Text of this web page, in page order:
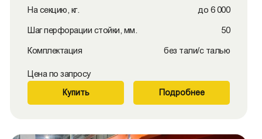
На секцию, кг. до 6 000
Шаг перфорации стойки, мм. 50
Комплектация без тали/с талью
Цена по запросу
Купить Подробнее